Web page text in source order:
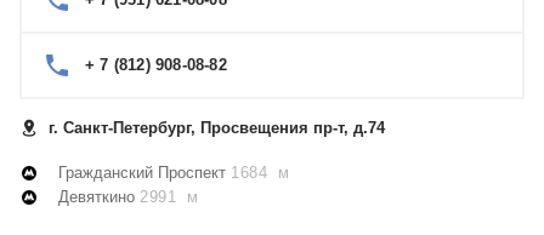
+ 7 (812) 908-08-82
г. Санкт-Петербург, Просвещения пр-т, д.74
Гражданский Проспект 1684 м
Девяткино 2991 м